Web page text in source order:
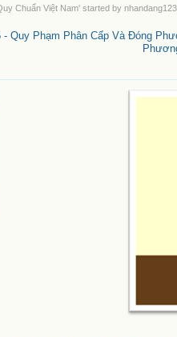
Chuẩn Việt Nam' started bynhandang123
- Quy Phạm Phân Cấp Và Đóng